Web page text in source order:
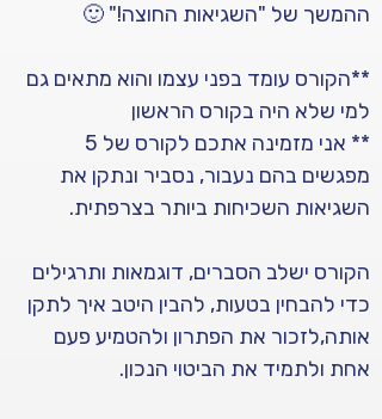
ההמשך של "השגיאות החוצה!" 🙂
**הקורס עומד בפני עצמו והוא מתאים גם
למי שלא היה בקורס הראשון
מפגשים בהם נעבור, נסביר ונתקן את
השגיאות השכיחות ביותר בצרפתית.
הקורס ישלב הסברים, דוגמאות ותרגילים
כדי להבחין בטעות, להבין היטב איך לתקן
אותה,לזכור את הפתרון ולהטמיע פעם
אחת ולתמיד את הביטוי הנכון.